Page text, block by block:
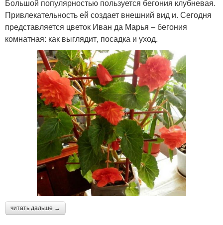
Большой популярностью пользуется бегония клубневая.
Привлекательность ей создает внешний вид и. Сегодня
представляется цветок Иван да Марья – бегония
комнатная: как выглядит, посадка и уход.
читать дальше →